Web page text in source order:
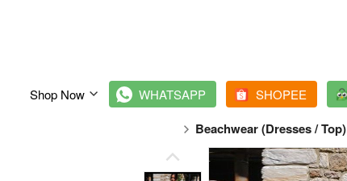
Shop Now ` WHATSAPP ` SHOPEE `
Beachwear (Dresses / Top)